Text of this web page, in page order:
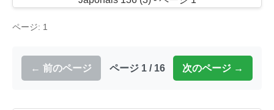
ページ: 1
← 前のページ ページ 1 / 16 次のページ →